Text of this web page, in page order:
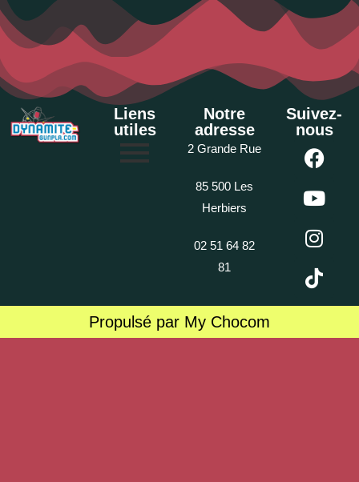
Liens
utiles
Notre
adresse
2 Grande Rue
85 500 Les
Herbiers
02 51 64 82
81
Suivez-
nous
Propulsé par My Chocom